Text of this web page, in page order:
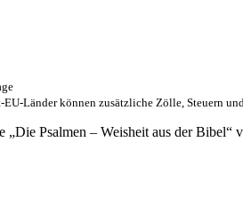
Länder können zusätzliche Zölle, Steuern
„Die Psalmen – Weisheit aus der Bibel“